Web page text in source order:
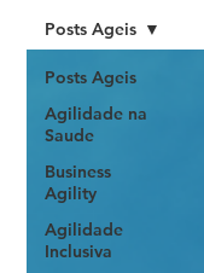
Posts Ageis
Agilidade na
Saude
Business
Agility
Agilidade
Inclusiva
Posts Ageis